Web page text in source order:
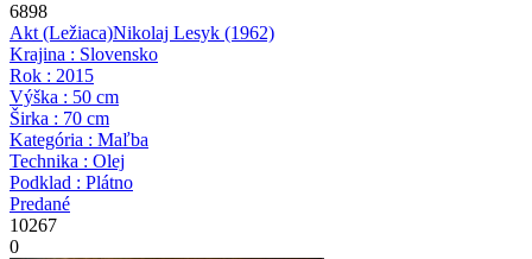
6898
Akt (Ležiaca)Nikolaj Lesyk (1962)
Krajina : Slovensko
Rok : 2015
Výška : 50 cm
Širka : 70 cm
Kategória : Maľba
Technika : Olej
Podklad : Plátno
Predané
10267
0